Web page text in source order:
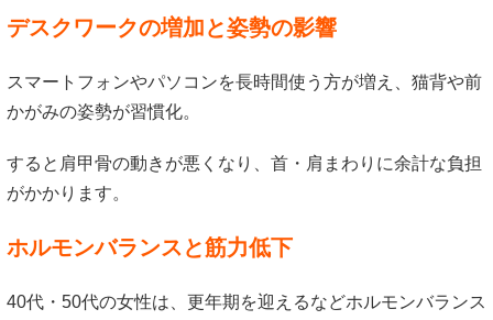
デスクワークの増加と姿勢の影響
スマートフォンやパソコンを長時間使う方が増え、猫背や前
かがみの姿勢が習慣化。
すると肩甲骨の動きが悪くなり、首・肩まわりに余計な負担
がかかります。
ホルモンバランスと筋力低下
40代・50代の女性は、更年期を迎えるなどホルモンバランス